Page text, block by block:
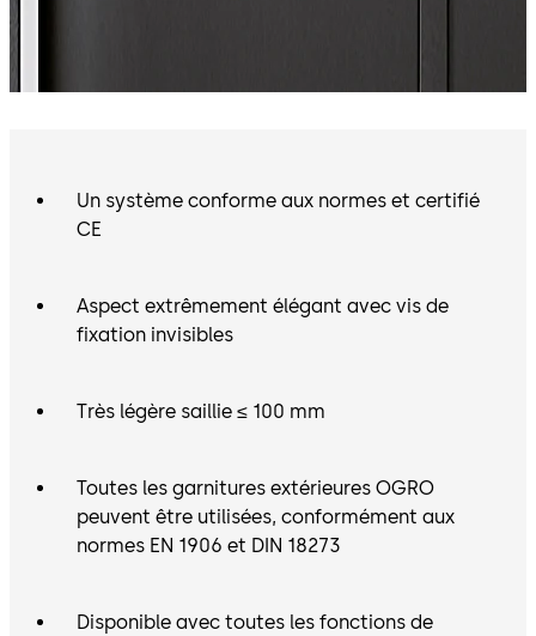
Un système conforme aux normes et certifié
CE
Aspect extrêmement élégant avec vis de
fixation invisibles
Très légère saillie ≤ 100 mm
Toutes les garnitures extérieures OGRO
peuvent être utilisées, conformément aux
normes EN 1906 et DIN 18273
Disponible avec toutes les fonctions de